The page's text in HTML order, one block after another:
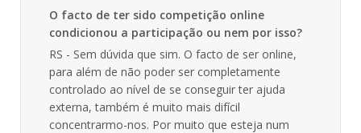
O facto de ter sido competição online
condicionou a participação ou nem por isso?
RS - Sem dúvida que sim. O facto de ser online,
para além de não poder ser completamente
controlado ao nível de se conseguir ter ajuda
externa, também é muito mais difícil
concentrarmo-nos. Por muito que esteja num